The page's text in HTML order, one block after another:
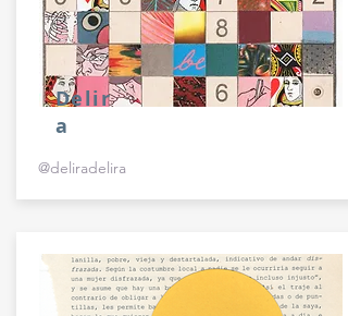
Delir
a
@deliradelira